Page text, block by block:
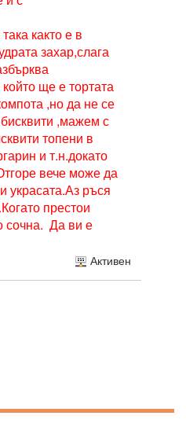
както е в
захар,слага
ще е тортата
,но да не се
,мажем с
топени в
и т.н.докато
вече може да
украсата.Аз ръся
престои
сочна. Да ви е
Активен